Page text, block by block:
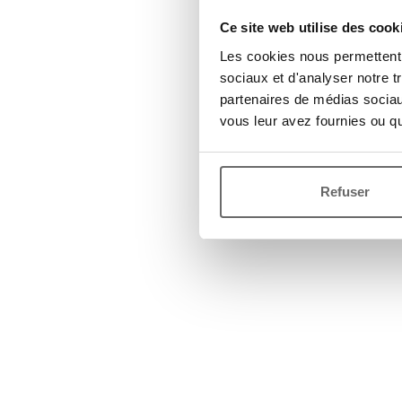
Ce site web utilise des
Les cookies nous
sociaux et d'analyser notre
partenaires de médias
vous leur avez fournies ou
Refuser